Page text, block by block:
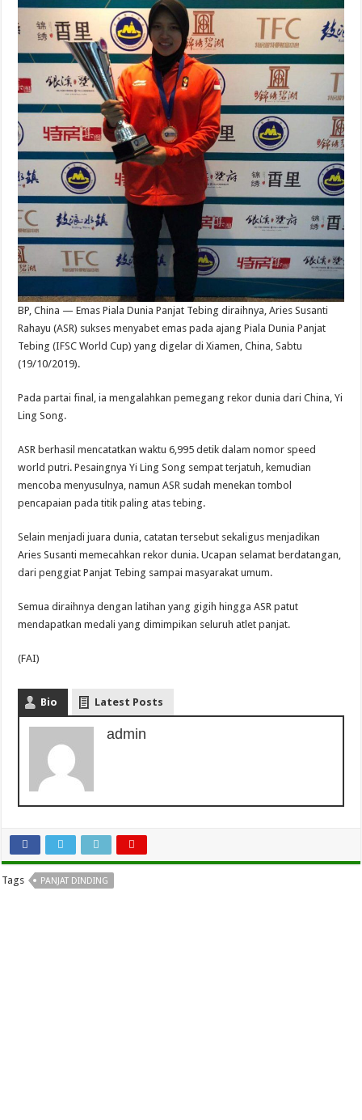
BP, China — Emas Piala Dunia Panjat Tebing diraihnya, Aries Susanti
Rahayu (ASR) sukses menyabet emas pada ajang Piala Dunia Panjat
Tebing (IFSC World Cup) yang digelar di Xiamen, China, Sabtu
(19/10/2019).
Pada partai final, ia mengalahkan pemegang rekor dunia dari China, Yi
Ling Song.
ASR berhasil mencatatkan waktu 6,995 detik dalam nomor speed
world putri. Pesaingnya Yi Ling Song sempat terjatuh, kemudian
mencoba menyusulnya, namun ASR sudah menekan tombol
pencapaian pada titik paling atas tebing.
Selain menjadi juara dunia, catatan tersebut sekaligus menjadikan
Aries Susanti memecahkan rekor dunia. Ucapan selamat berdatangan,
dari penggiat Panjat Tebing sampai masyarakat umum.
Semua diraihnya dengan latihan yang gigih hingga ASR patut
mendapatkan medali yang dimimpikan seluruh atlet panjat.
(FAI)
Bio Latest Posts
admin
Tags PANJAT DINDING